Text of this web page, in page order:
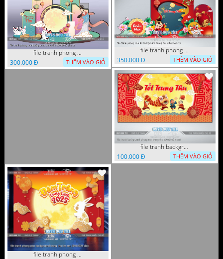
file tranh phong nen background trung thu 30092025 phu t2
300.000 Đ
THÊM VÀO GIỎ
file tranh phong nen 3d background trung thu 23092025 vy
350.000 Đ
THÊM VÀO GIỎ
file tranh background phong nen trung thu 29092025 thanh
100.000 Đ
THÊM VÀO GIỎ
file tranh phong nen background trung thu tre em 19092025 dao